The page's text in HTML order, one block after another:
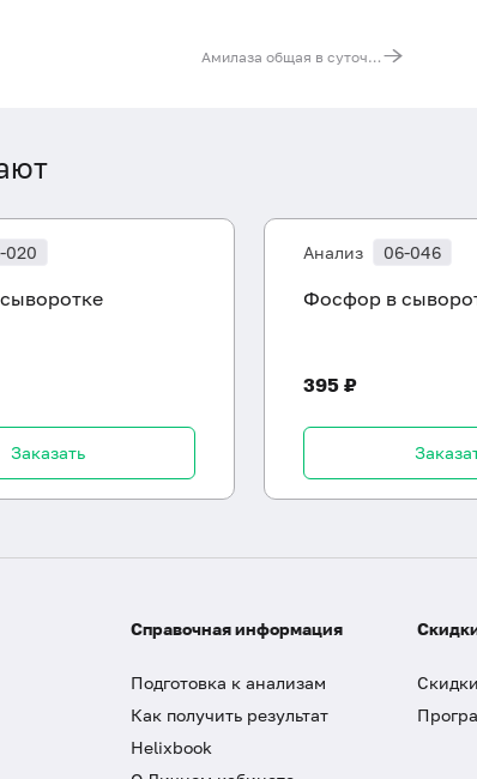
Амилаза общая в суточной моче
020
Заказать
Анализ 06-046
Фосфор в
395 ₽
Справочная информация
Подготовка к анализам
Как получить результат
Helixbook